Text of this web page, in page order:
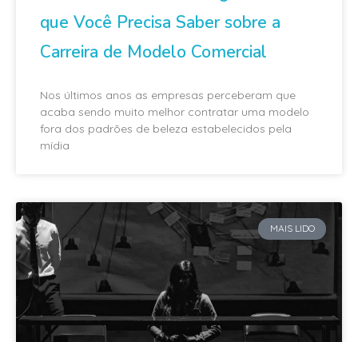
que Você Precisa Saber sobre a
Carreira de Modelo Comercial
Nos últimos anos as empresas perceberam que
acaba sendo muito melhor contratar uma modelo
fora dos padrões de beleza estabelecidos pela
mídia
MAIS LIDO